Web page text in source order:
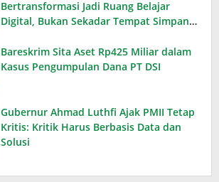
Bertransformasi Jadi Ruang Belajar
Digital, Bukan Sekadar Tempat Simpan
Bareskrim Sita Aset Rp425 Miliar dalam
Kasus Pengumpulan Dana PT DSI
Gubernur Ahmad Luthfi Ajak PMII Tetap
Kritis: Kritik Harus Berbasis Data dan
Solusi